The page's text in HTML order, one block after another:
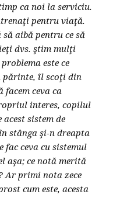
ca noi la serviciu.
pentru viaţă.
să aibă pentru ce să
dvs. ştim mulţi
este ce
părinte, îl scoţi din
facem ceva ca
interes, copilul
acest sistem de
stânga şi-n dreapta
ceva cu sistemul
aşa; ce notă merită
Ar primi nota zece
cum este, acesta